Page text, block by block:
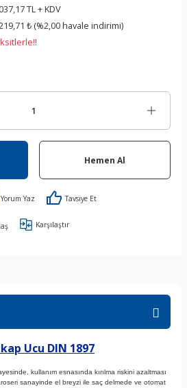
TL + KDV
₺ (%2,00 havale indirimi)
Hemen Al
Yorum Yaz Tavsiye Et
Karşılaştır
Ucu DIN 1897
kullanım esnasında kırılma riskini azaltması
sanayinde el breyzi ile saç delmede ve otomat